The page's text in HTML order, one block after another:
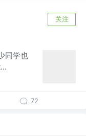
关注
同学也
72